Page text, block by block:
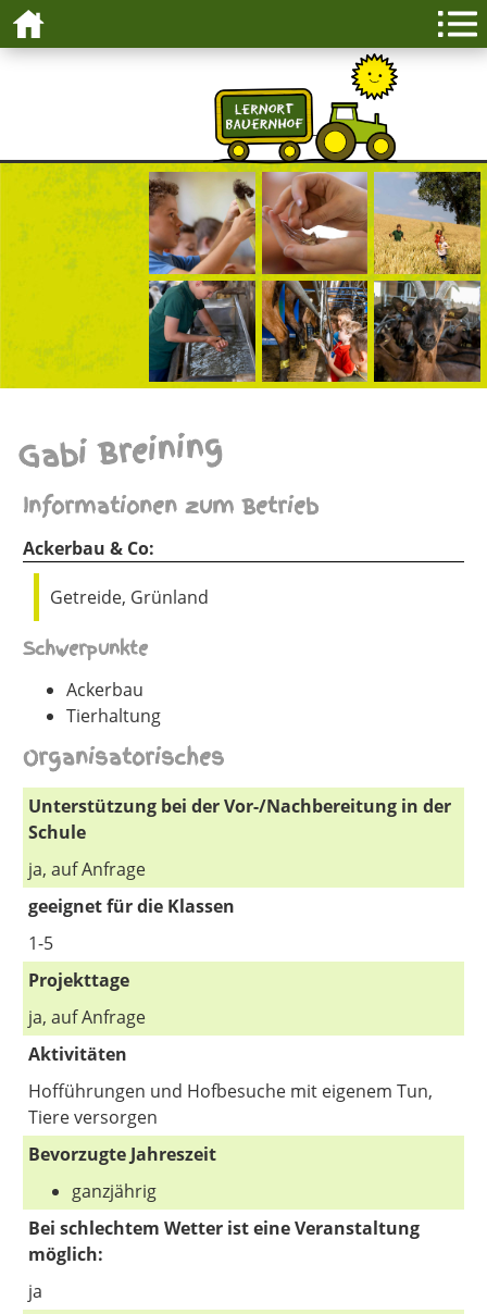
Gabi Breining
Informationen zum Betrieb
Ackerbau & Co:
Getreide, Grünland
Schwerpunkte
Ackerbau
Tierhaltung
Organisatorisches
Unterstützung bei der Vor-/Nachbereitung in der
Schule
ja, auf Anfrage
geeignet für die Klassen
1-5
Projekttage
ja, auf Anfrage
Aktivitäten
Hofführungen und Hofbesuche mit eigenem Tun,
Tiere versorgen
Bevorzugte Jahreszeit
ganzjährig
Bei schlechtem Wetter ist eine Veranstaltung
möglich:
ja